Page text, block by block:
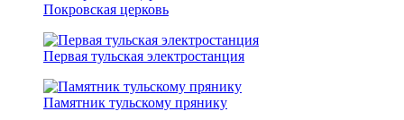
Покровская церковь
Первая тульская электростанция
Памятник тульскому прянику